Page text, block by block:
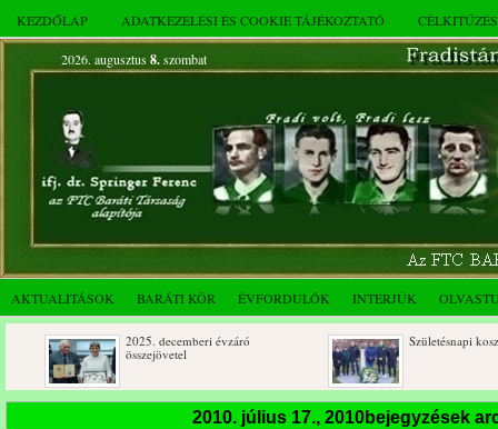
KEZDŐLAP ADATKEZELÉSI ÉS COOKIE TÁJÉKOZTATÓ
2026. augusztus 8.szombat
AKTUALITÁSOK BARÁTI KÖR ÉVFORDULÓK INTERJÚK
2025. decemberi évzáró
összejövetel
Születésnapi koszorúzások
2010. július 17., 2010bejegyzések